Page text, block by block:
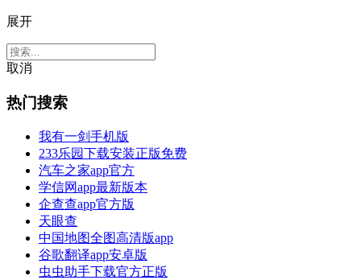
展开
取消
热门搜索
我有一剑手机版
233乐园下载安装正版免费
汽车之家app官方
学信网app最新版本
企查查app官方版
天眼查
中国地图全图高清版app
谷歌翻译app安卓版
虫虫助手下载官方正版